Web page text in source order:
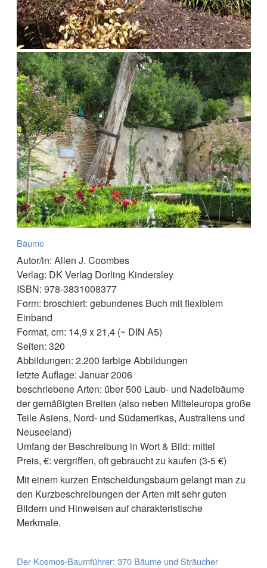
Bäume
Autor/in: Allen J. Coombes
Verlag: DK Verlag Dorling Kindersley
ISBN: 978-3831008377
Form: broschiert: gebundenes Buch mit flexiblem
Einband
Format, cm: 14,9 x 21,4 (~ DIN A5)
Seiten: 320
Abbildungen: 2.200 farbige Abbildungen
letzte Auflage: Januar 2006
beschriebene Arten: über 500 Laub- und Nadelbäume
der gemäßigten Breiten (also neben Mitteleuropa große
Teile Asiens, Nord- und Südamerikas, Australiens und
Neuseeland)
Umfang der Beschreibung in Wort & Bild: mittel
Preis, €: vergriffen, oft gebraucht zu kaufen (3-5 €)
Mit einem kurzen Entscheidungsbaum gelangt man zu
den Kurzbeschreibungen der Arten mit sehr guten
Bildern und Hinweisen auf charakteristische
Merkmale.
Der Kosmos-Baumführer: 370 Bäume und Sträucher